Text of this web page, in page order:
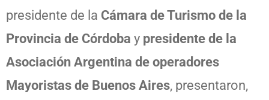
presidente de la Cámara de Turismo de la
Provincia de Córdoba y presidente de la
Asociación Argentina de operadores
Mayoristas de Buenos Aires, presentaron,